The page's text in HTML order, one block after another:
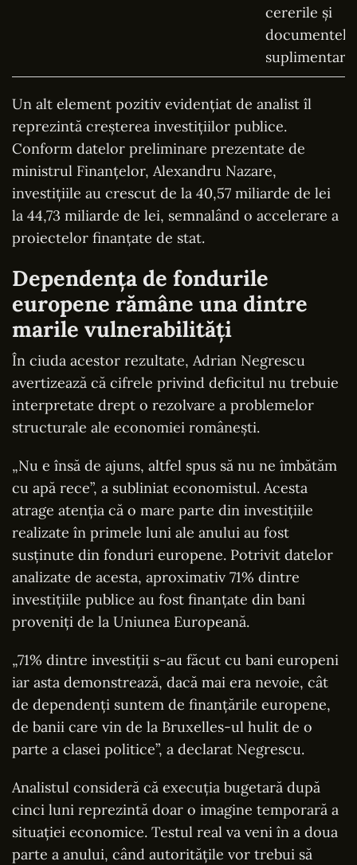
Un alt element pozitiv evidențiat de analist îl
reprezintă creșterea investițiilor publice.
Conform datelor preliminare prezentate de
ministrul Finanțelor, Alexandru Nazare,
investițiile au crescut de la 40,57 miliarde de lei
la 44,73 miliarde de lei, semnalând o accelerare a
proiectelor finanțate de stat.
Dependența de fondurile
europene rămâne una dintre
marile vulnerabilități
În ciuda acestor rezultate, Adrian Negrescu
avertizează că cifrele privind deficitul nu trebuie
interpretate drept o rezolvare a problemelor
structurale ale economiei românești.
„Nu e însă de ajuns, altfel spus să nu ne îmbătăm
cu apă rece”, a subliniat economistul. Acesta
atrage atenția că o mare parte din investițiile
realizate în primele luni ale anului au fost
susținute din fonduri europene. Potrivit datelor
analizate de acesta, aproximativ 71% dintre
investițiile publice au fost finanțate din bani
proveniți de la Uniunea Europeană.
„71% dintre investiții s-au făcut cu bani europeni
iar asta demonstrează, dacă mai era nevoie, cât
de dependenți suntem de finanțările europene,
de banii care vin de la Bruxelles-ul hulit de o
parte a clasei politice”, a declarat Negrescu.
Analistul consideră că execuția bugetară după
cinci luni reprezintă doar o imagine temporară a
situației economice. Testul real va veni în a doua
parte a anului, când autoritățile vor trebui să